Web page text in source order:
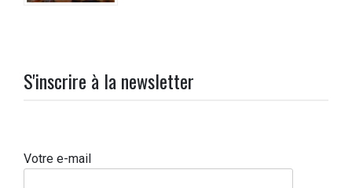
S'inscrire à la newsletter
Votre e-mail